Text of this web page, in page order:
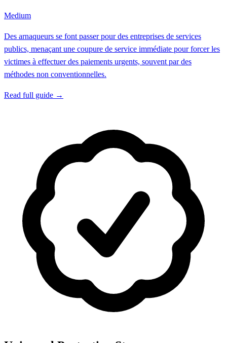
Medium
Des arnaqueurs se font passer pour des entreprises de services
publics, menaçant une coupure de service immédiate pour forcer les
victimes à effectuer des paiements urgents, souvent par des
méthodes non conventionnelles.
Read full guide →